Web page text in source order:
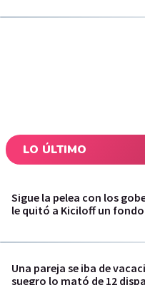
LO ÚLTIMO
Sigue la pelea con los
le quitó a Kiciloff un
Una pareja se iba de
suegro lo mató de 12